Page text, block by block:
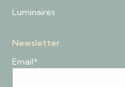
Luminaires
Newsletter
Email*